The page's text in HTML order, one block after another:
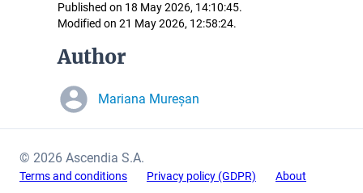
Published on 18 May 2026, 14:10:45.
Modified on 21 May 2026, 12:58:24.
Author
Mariana Mureșan
© 2026 Ascendia S.A.
Terms and conditions Privacy policy (GDPR) About